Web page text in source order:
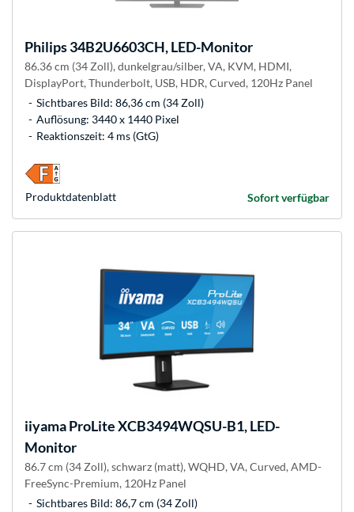
Philips34B2U6603CH, LED-Monitor
86.36 cm (34 Zoll), dunkelgrau/silber, VA, KVM, HDMI,
DisplayPort, Thunderbolt, USB, HDR, Curved, 120Hz Panel
Sichtbares Bild: 86,36 cm (34 Zoll)
Auflösung: 3440 x 1440 Pixel
Reaktionszeit: 4 ms (GtG)
Sofort verfügbar
Produkt­datenblatt
iiyamaProLite XCB3494WQSU-B1, LED-
Monitor
86.7 cm (34 Zoll), schwarz (matt), WQHD, VA, Curved, AMD-
FreeSync-Premium, 120Hz Panel
Sichtbares Bild: 86,7 cm (34 Zoll)